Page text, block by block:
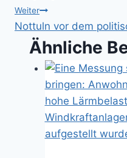
Weiter
Nottuln vor dem
Ähnliche